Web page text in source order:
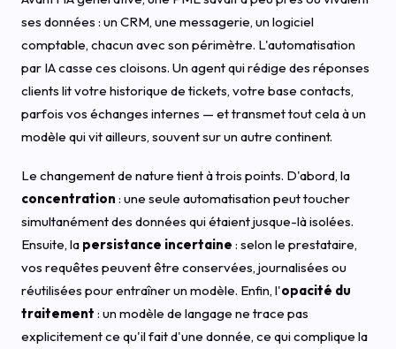
ses données : un CRM, une messagerie, un logiciel
comptable, chacun avec son périmètre. L'automatisation
par IA casse ces cloisons. Un agent qui rédige des réponses
clients lit votre historique de tickets, votre base contacts,
parfois vos échanges internes — et transmet tout cela à un
modèle qui vit ailleurs, souvent sur un autre continent.
Le changement de nature tient à trois points. D'abord, la
concentration : une seule automatisation peut toucher
simultanément des données qui étaient jusque-là isolées.
Ensuite, la persistance incertaine : selon le prestataire,
vos requêtes peuvent être conservées, journalisées ou
réutilisées pour entraîner un modèle. Enfin, l'opacité du
traitement : un modèle de langage ne trace pas
explicitement ce qu'il fait d'une donnée, ce qui complique la